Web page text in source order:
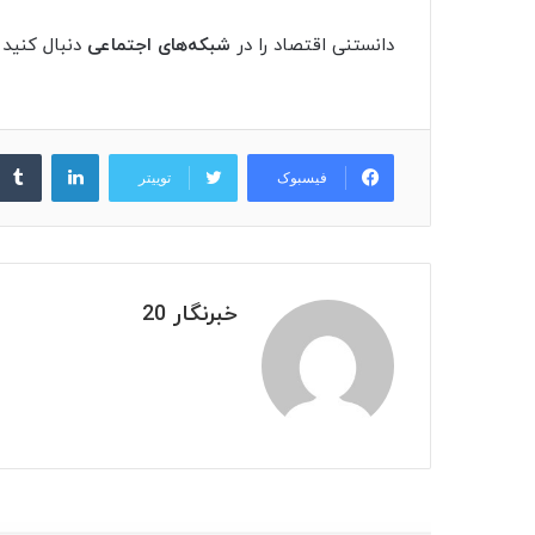
دانستنی اقتصاد را در شبکه‌های اجتماعی دنبال کنید
فیسبوک توییتر
لینکدین
خبرنگار 20